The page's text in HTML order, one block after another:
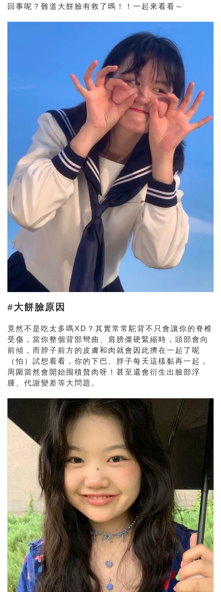
回事呢？難道大餅臉有救了嗎！！一起來看看～
#大餅臉原因
竟然不是吃太多嗎XD？其實常常駝背不只會讓你的脊椎
受傷，當你整個背部彎曲、肩膀僵硬緊縮時，頭部會向
前傾，而脖子前方的皮膚和肉就會因此擠在一起了呢
（怕）試想看看，你的下巴、脖子每天這樣黏再一起，
周圍當然會開始囤積贅肉呀！甚至還會衍生出臉部浮
腫、代謝變差等大問題。